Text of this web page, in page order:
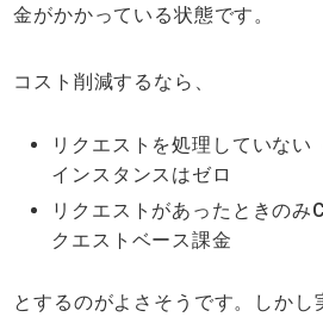
金がかかっている状態です。
コスト削減するなら、
リクエストを処理していない
インスタンスはゼロ
リクエストがあったときのみ
クエストベース課金
とするのがよさそうです。しかし